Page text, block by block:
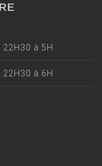
22H30 à 5H
22H30 à 6H